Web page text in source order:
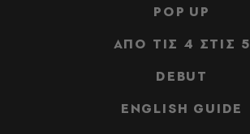
POP UP
ΑΠΟ ΤΙΣ 4 ΣΤΙΣ 5
DEBUT
ENGLISH GUIDE